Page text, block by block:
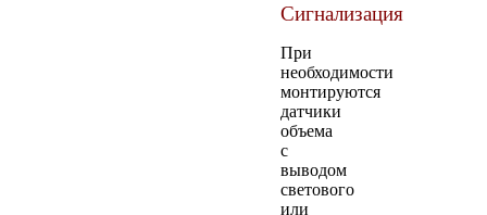
Сигнализация
При
необходимости
монтируются
датчики
объема
с
выводом
светового
или